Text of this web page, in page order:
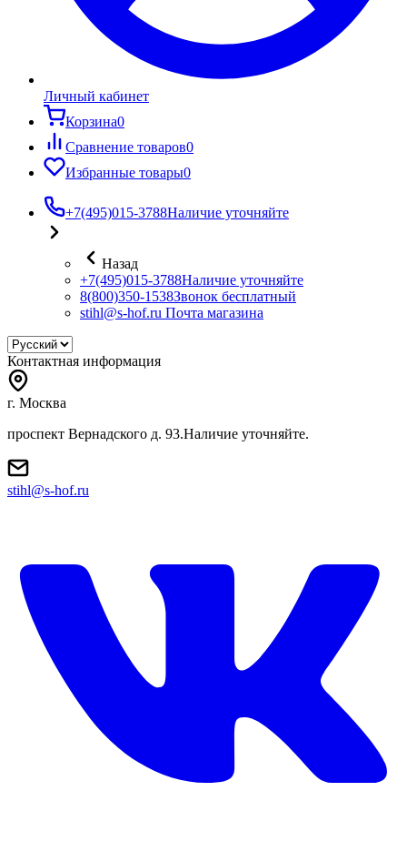
Личный кабинет
Корзина0
Сравнение товаров0
Избранные товары0
+7(495)015-3788Наличие уточняйте
Назад
+7(495)015-3788Наличие уточняйте
8(800)350-1538Звонок бесплатный
stihl@s-hof.ru Почта магазина
Контактная информация
г. Москва
проспект Вернадского д. 93.Наличие уточняйте.
stihl@s-hof.ru